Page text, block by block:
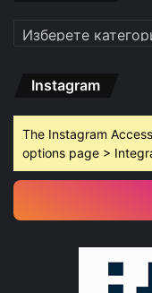
Категории
Instagram
The Instagram
options page >